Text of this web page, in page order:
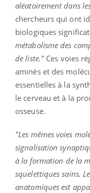
aléatoirement dans
chercheurs qui ont
biologiques
métabolisme des
de liste." Ces voies
aminés et des
essentielles à la
le cerveau et à la
osseuse.
"Les mêmes voies
signalisation
à la formation de la
squelettiques sains.
anatomiques est